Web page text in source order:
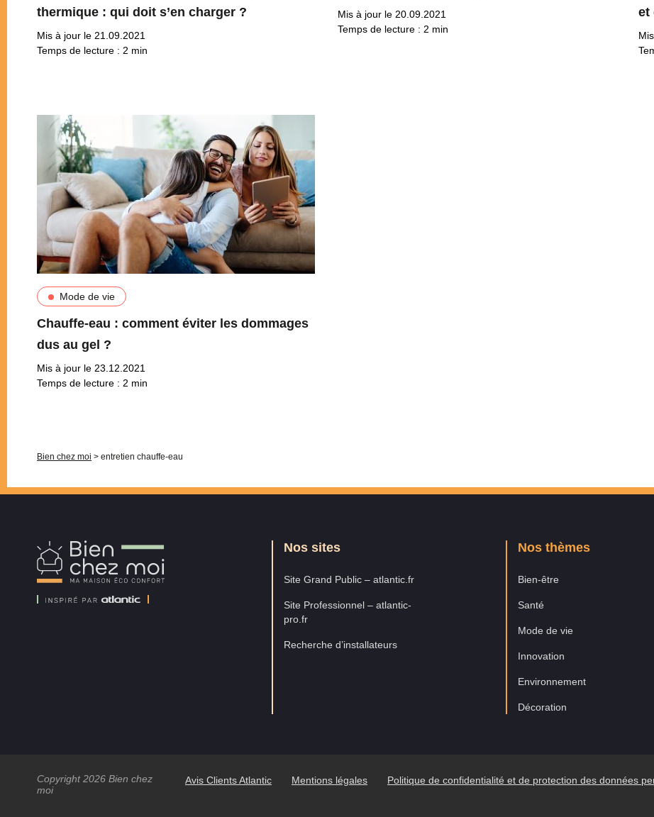
thermique : qui doit s’en charger ?
Mis à jour le 21.09.2021
Temps de lecture : 2 min
Mis à jour le 20.09.2021
Temps de lecture : 2 min
et
Mode de vie
Chauffe-eau : comment éviter les dommages
dus au gel ?
Mis à jour le 23.12.2021
Temps de lecture : 2 min
Bien chez moi > entretien chauffe-eau
Chez
Nos sites
Site Grand Public – atlantic.fr
Site Professionnel – atlantic-
pro.fr
Recherche d’installateurs
Nos thèmes
Bien-être
Santé
Mode de vie
Innovation
Environnement
Décoration
Copyright 2026 Bien chez
moi
Avis Clients Atlantic Mentions légales Politique de confidentialité et de protection des données